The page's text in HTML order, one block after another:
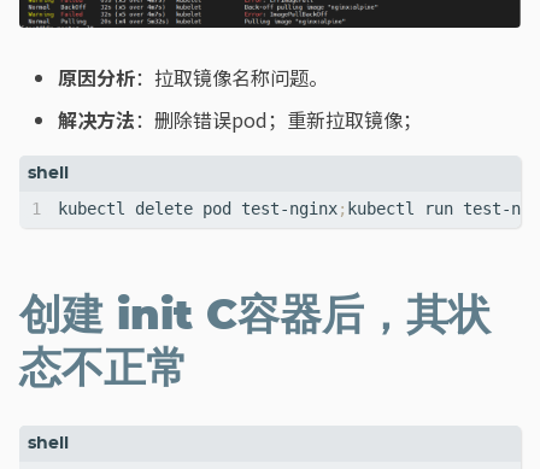
原因分析：拉取镜像名称问题。
解决方法：删除错误pod；重新拉取镜像；
1 kubectl delete pod test-nginx; kubectl run test-
创建 init C容器后，其状
态不正常